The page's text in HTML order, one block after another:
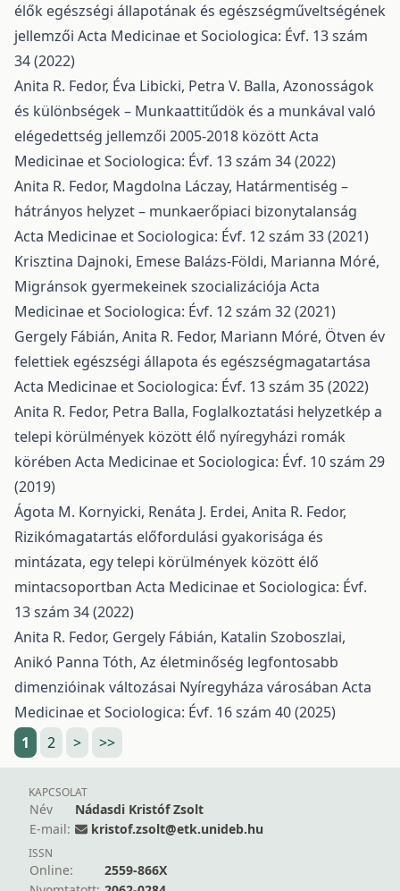
élők egészségi állapotának és egészségműveltségének
jellemzői Acta Medicinae et Sociologica: Évf. 13 szám
34 (2022)
Anita R. Fedor, Éva Libicki, Petra V. Balla, Azonosságok
és különbségek – Munkaattitűdök és a munkával való
elégedettség jellemzői 2005-2018 közöttActa
Medicinae et Sociologica: Évf. 13 szám 34 (2022)
Anita R. Fedor, Magdolna Láczay, Határmentiség –
hátrányos helyzet – munkaerőpiaci bizonytalanság
Acta Medicinae et Sociologica: Évf. 12 szám 33 (2021)
Krisztina Dajnoki, Emese Balázs-Földi, Marianna Móré,
Migránsok gyermekeinek szocializációja Acta
Medicinae et Sociologica: Évf. 12 szám 32 (2021)
Gergely Fábián, Anita R. Fedor, Mariann Móré, Ötven év
felettiek egészségi állapota és egészségmagatartása
Acta Medicinae et Sociologica: Évf. 13 szám 35 (2022)
Anita R. Fedor, Petra Balla, Foglalkoztatási helyzetkép a
telepi körülmények között élő nyíregyházi romák
körében Acta Medicinae et Sociologica: Évf. 10 szám 29
(2019)
Ágota M. Kornyicki, Renáta J. Erdei, Anita R. Fedor,
Rizikómagatartás előfordulási gyakorisága és
mintázata, egy telepi körülmények között élő
mintacsoportban Acta Medicinae et Sociologica: Évf.
13 szám 34 (2022)
Anita R. Fedor, Gergely Fábián, Katalin Szoboszlai,
Anikó Panna Tóth, Az életminőség legfontosabb
dimenzióinak változásai Nyíregyháza városában Acta
Medicinae et Sociologica: Évf. 16 szám 40 (2025)
1
2 > >>
KAPCSOLAT
Név
Nádasdi Kristóf Zsolt
E-mail:
kristof.zsolt@etk.unideb.hu
ISSN
Online:
2559-866X